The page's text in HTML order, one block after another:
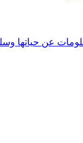
عن حياتها